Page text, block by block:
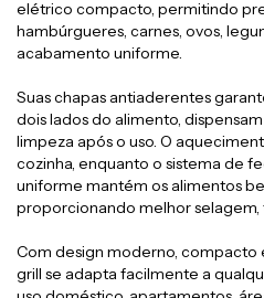
elétrico compacto, permitindo
hambúrgueres, carnes, ovos,
acabamento uniforme.
Suas chapas antiaderentes
dois lados do alimento,
limpeza após o uso. O
cozinha, enquanto o sistema de
uniforme mantém os alimentos
proporcionando melhor selagem,
Com design moderno, compacto
grill se adapta facilmente a